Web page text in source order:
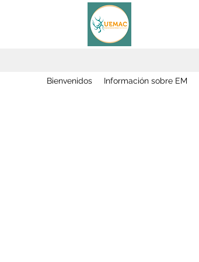
Bienvenidos Información sobre EM